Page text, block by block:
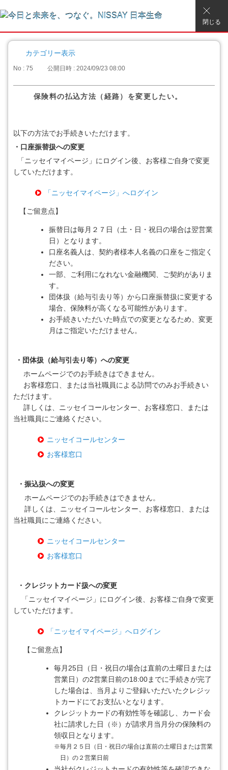
閉じる
カテゴリー表示
No : 75 公開日時 : 2024/09/23 08:00
保険料の払込方法（経路）を変更したい。
以下の方法でお手続きいただけます。
・口座振替扱への変更
「ニッセイマイページ」にログイン後、お客様ご自身で変更
していただけます。
「ニッセイマイページ」へログイン
【ご留意点】
振替日は毎月２７日（土・日・祝日の場合は翌営業
日）となります。
口座名義人は、契約者様本人名義の口座をご指定く
ださい。
一部、ご利用になれない金融機関、ご契約がありま
す。
団体扱（給与引去り等）から口座振替扱に変更する
場合、保険料が高くなる可能性があります。
お手続きいただいた時点での変更となるため、変更
月はご指定いただけません。
・団体扱（給与引去り等）への変更
ホームページでのお手続きはできません。
お客様窓口、または当社職員による訪問でのみお手続きい
ただけます。
詳しくは、ニッセイコールセンター、お客様窓口、または
当社職員にご連絡ください。
ニッセイコールセンター
お客様窓口
・振込扱への変更
ホームページでのお手続きはできません。
詳しくは、ニッセイコールセンター、お客様窓口、または
当社職員にご連絡ください。
ニッセイコールセンター
お客様窓口
・クレジットカード扱への変更
「ニッセイマイページ」にログイン後、お客様ご自身で変更
していただけます。
「ニッセイマイページ」へログイン
【ご留意点】
毎月25日（日・祝日の場合は直前の土曜日または
営業日）の2営業日前の18:00までに手続きが完了
した場合は、当月よりご登録いただいたクレジッ
トカードにてお支払いとなります。
クレジットカードの有効性等を確認し、カード会
社に請求した日（※）が請求月当月分の保険料の
領収日となります。
※毎月２５日（日・祝日の場合は直前の土曜日または営業
日）の２営業日前